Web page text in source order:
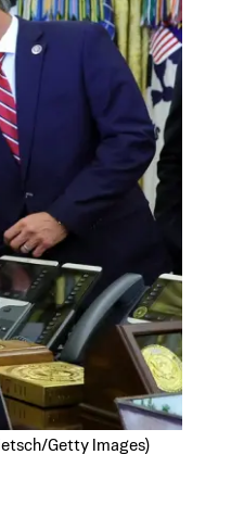
Getty Images)